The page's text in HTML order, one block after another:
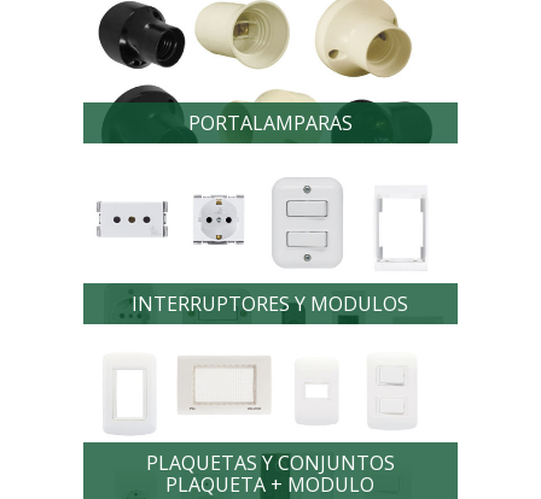
PORTALAMPARAS
INTERRUPTORES Y MODULOS
PLAQUETAS Y CONJUNTOS
PLAQUETA + MODULO